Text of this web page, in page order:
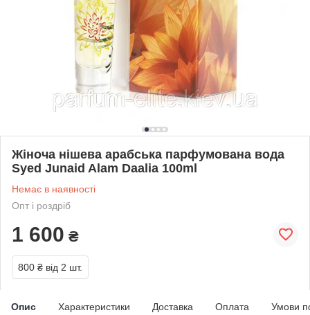
Жіноча нішева арабська парфумована вода
Syed Junaid Alam Daalia 100ml
Немає в наявності
Опт і роздріб
1 600 ₴
800 ₴ від 2 шт.
Опис Характеристики Доставка Оплата Умови